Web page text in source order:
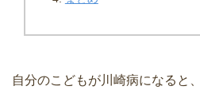
自分のこどもが川崎病になると